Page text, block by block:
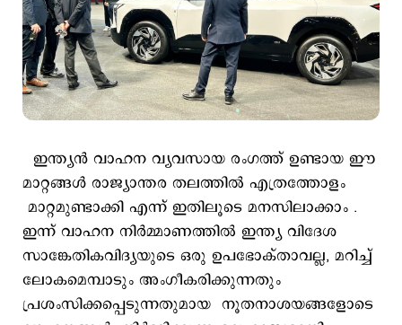
ഇന്ത്യന്‍ വാഹന വ്യവസായ രംഗത്ത് ഉണ്ടായ ഈ
മാറ്റങ്ങള്‍ രാജ്യാന്തര തലത്തില്‍ എത്രത്തോളം
മാറ്റമുണ്ടാക്കി എന്ന് ഇതിലൂടെ മനസിലാക്കാം .
ഇന്ന് വാഹന നിര്‍മ്മാണത്തില്‍ ഇന്ത്യ വിദേശ
സാങ്കേതികവിദ്യയുടെ ഒരു ഉപഭോക്താവല്ല, മറിച്ച്
ലോകമെമ്പാടും അംഗീകരിക്കുന്നതും
പ്രശംസിക്കപ്പെടുന്നതുമായ നൂതനാശയങ്ങളോടെ